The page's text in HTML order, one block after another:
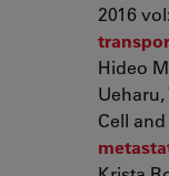
2016
Hideo
Ueharu,
Cell